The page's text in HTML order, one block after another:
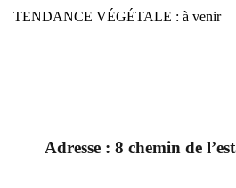
TENDANCE VÉGÉTALE : à venir
Adresse : 8 chemin de